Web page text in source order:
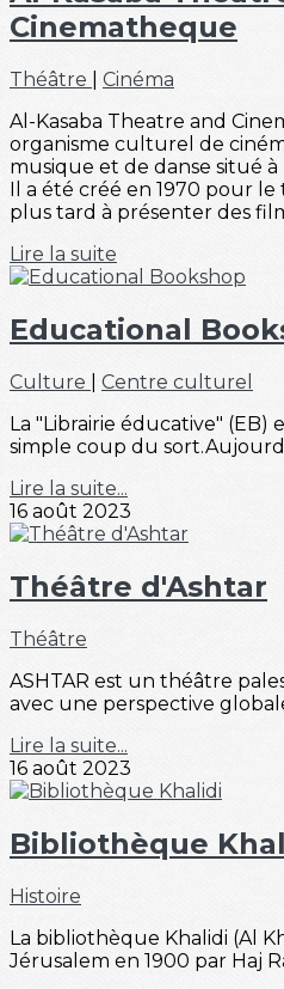
Cinematheque
Théâtre
Cinéma
Al-Kasaba Theatre and
organisme culturel de
musique et de danse situé à
Il a été créé en 1970 pour
plus tard à présenter des
Lire la suite
Educational
Culture
Centre culturel
La "Librairie éducative" (EB)
simple coup du
Lire la suite...
16 août 2023
Théâtre d'Ashtar
Théâtre
ASHTAR est un théâtre
avec une perspective
Lire la suite...
16 août 2023
Bibliothèque
Histoire
La bibliothèque Khalidi (Al
Jérusalem en 1900 par Haj